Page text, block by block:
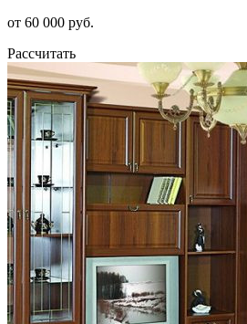
от 60 000 руб.
Рассчитать